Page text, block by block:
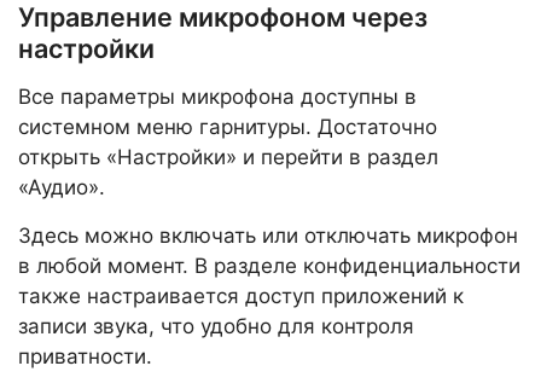
Управление микрофоном через
настройки
Все параметры микрофона доступны в
системном меню гарнитуры. Достаточно
открыть «Настройки» и перейти в раздел
«Аудио».
Здесь можно включать или отключать микрофон
в любой момент. В разделе конфиденциальности
также настраивается доступ приложений к
записи звука, что удобно для контроля
приватности.